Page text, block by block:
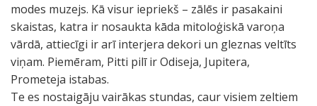
modes muzejs. Kā visur iepriekš – zālēs ir pasakaini
skaistas, katra ir nosaukta kāda mitoloģiskā varoņa
vārdā, attiecīgi ir arī interjera dekori un gleznas veltīts
viņam. Piemēram, Pitti pilī ir Odiseja, Jupitera,
Prometeja istabas.
Te es nostaigāju vairākas stundas, caur visiem zeltiem